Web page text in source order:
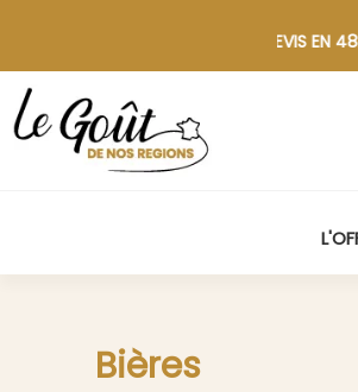
PAIEMENT SÉCURISÉ - 📋 DEVIS EN 48H - 🚚
Bières